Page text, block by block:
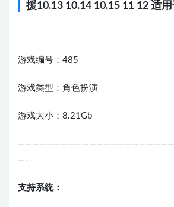
援10.13 10.14 10.15 11 12 适用
游戏编号：485
游戏类型：角色扮演
游戏大小：8.21Gb
—-
支持系统：